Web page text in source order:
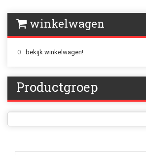
winkelwagen
0 bekijk winkelwagen!
Productgroep